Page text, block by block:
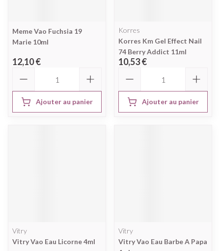
Meme Vao Fuchsia 19
Marie 10ml
12,10 €
Ajouter au panier
Korres
Korres Km Gel Effect Nail
74 Berry Addict 11ml
10,53 €
Ajouter au panier
Vitry
Vitry Vao Eau Licorne 4ml
Vitry
Vitry Vao Eau Barbe A Papa